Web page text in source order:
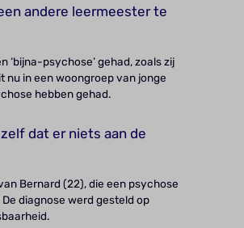
andere leermeester te
‘bijna-psychose’ gehad, zoals zij
nu in een woongroep van jonge
hebben gehad.
zelf dat er niets aan de
Bernard (22), die een psychose
diagnose werd gesteld op